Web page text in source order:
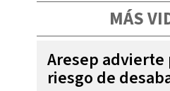
MÁS
Aresep
riesgo de